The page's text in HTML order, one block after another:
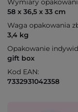
Wymiary
58 x 36,5 x 33 cm
Waga opakowania
3,4 kg
Opakowanie
gift box
Kod EAN:
7332931042358